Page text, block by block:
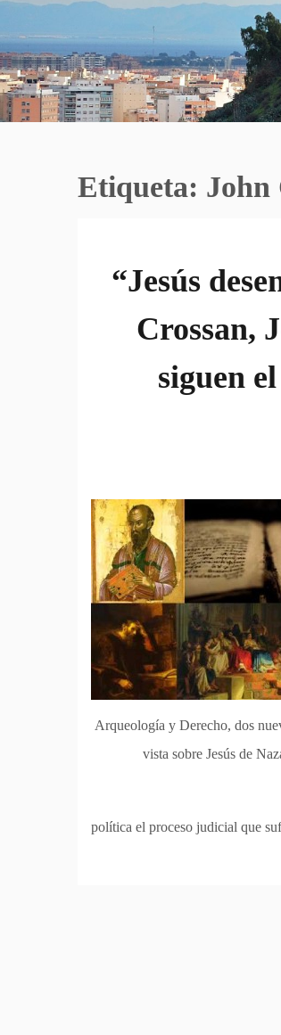
Etiqueta: John
“Jesús
Crossan,
siguen
Arqueología y Derecho, dos
vista sobre Jesús de
política el proceso judicial que